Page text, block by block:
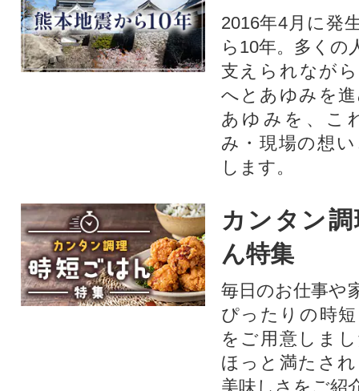
2016年4月に発
ら10年。多くの
支えられなが
へとあゆみを
あゆみを、こ
み・現場の想
します。
カンタン
ん特集
毎日のお仕事や
ぴったりの時
をご用意しま
ほっと満たさ
美味しさをご紹